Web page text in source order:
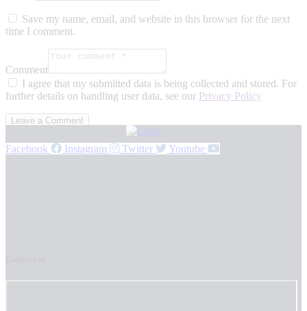
Save my name, email, and website in this browser for the next
time I comment.
Comment
I agree that my submitted data is being collected and stored. For
further details on handling user data, see our Privacy Policy
Facebook Instagram Twitter Youtube